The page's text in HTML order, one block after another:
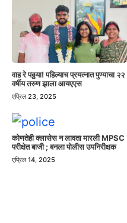
वाह रे पठ्ठया! पहिल्याच प्रयत्नात पुण्याचा २२
वर्षीय तरुण झाला आयएएस
एप्रिल 23, 2025
कोणतेही क्लासेस न लावता मारली MPSC
परीक्षेत बाजी ; बनला पोलीस उपनिरीक्षक
एप्रिल 14, 2025